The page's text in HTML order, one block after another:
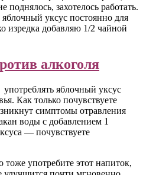
поднялось, захотелось работать.
уксус постоянно для
изредка добавляю 1/2 чайной
алкоголя
яблочный уксус
Как только почувствуете
симптомы отравления
воды с добавлением 1
— почувствуете
употребите этот напиток,